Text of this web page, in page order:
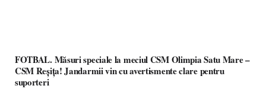
FOTBAL. Măsuri speciale la meciul CSM Olimpia Satu Mare –
CSM Reșița! Jandarmii vin cu avertismente clare pentru
suporteri